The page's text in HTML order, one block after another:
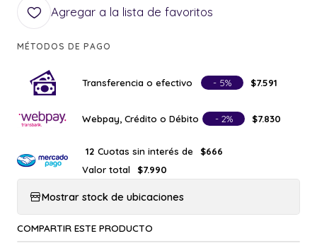
Agregar a la lista de favoritos
MÉTODOS DE PAGO
Transferencia o efectivo - 5% $7.591
Webpay, Crédito o Débito - 2% $7.830
12 Cuotas sin interés de
$666
Valor total
$7.990
Mostrar stock de ubicaciones
COMPARTIR ESTE PRODUCTO